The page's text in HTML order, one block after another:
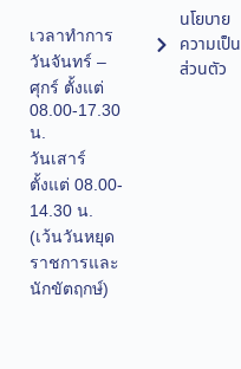
เวลาทำการ
วันจันทร์ –
ศุกร์ ตั้งแต่
08.00-17.30
น.
วันเสาร์
ตั้งแต่ 08.00-
14.30 น.
(เว้นวันหยุด
ราชการและ
นักขัตฤกษ์)
นโยบาย
ความเป็น
ส่วนตัว